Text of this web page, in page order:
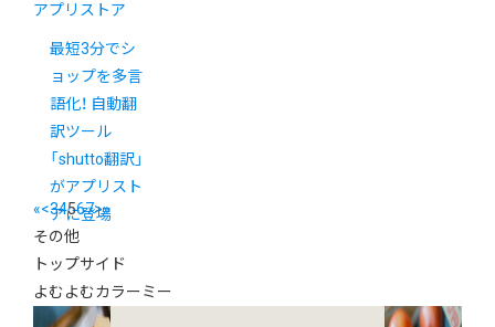
アプリストア
最短3分でシ
ョップを多言
語化！ 自動翻
訳ツール
「shutto翻訳」
がアプリスト
アに登場
«<34567>»
その他
トップサイド
よむよむカラーミー